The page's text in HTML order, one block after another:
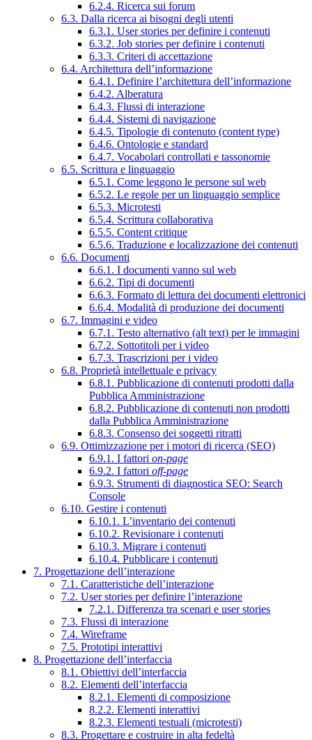
6.2.4. Ricerca sui forum
6.3. Dalla ricerca ai bisogni degli utenti
6.3.1. User stories per definire i contenuti
6.3.2. Job stories per definire i contenuti
6.3.3. Criteri di accettazione
6.4. Architettura dell’informazione
6.4.1. Definire l’architettura dell’informazione
6.4.2. Alberatura
6.4.3. Flussi di interazione
6.4.4. Sistemi di navigazione
6.4.5. Tipologie di contenuto (content type)
6.4.6. Ontologie e standard
6.4.7. Vocabolari controllati e tassonomie
6.5. Scrittura e linguaggio
6.5.1. Come leggono le persone sul web
6.5.2. Le regole per un linguaggio semplice
6.5.3. Microtesti
6.5.4. Scrittura collaborativa
6.5.5. Content critique
6.5.6. Traduzione e localizzazione dei contenuti
6.6. Documenti
6.6.1. I documenti vanno sul web
6.6.2. Tipi di documenti
6.6.3. Formato di lettura dei documenti elettronici
6.6.4. Modalità di produzione dei documenti
6.7. Immagini e video
6.7.1. Testo alternativo (alt text) per le immagini
6.7.2. Sottotitoli per i video
6.7.3. Trascrizioni per i video
6.8. Proprietà intellettuale e privacy
6.8.1. Pubblicazione di contenuti prodotti dalla
Pubblica Amministrazione
6.8.2. Pubblicazione di contenuti non prodotti
dalla Pubblica Amministrazione
6.8.3. Consenso dei soggetti ritratti
6.9. Ottimizzazione per i motori di ricerca (SEO)
6.9.1. I fattori on-page
6.9.2. I fattori off-page
6.9.3. Strumenti di diagnostica SEO: Search
Console
6.10. Gestire i contenuti
6.10.1. L’inventario dei contenuti
6.10.2. Revisionare i contenuti
6.10.3. Migrare i contenuti
6.10.4. Pubblicare i contenuti
7. Progettazione dell’interazione
7.1. Caratteristiche dell’interazione
7.2. User stories per definire l’interazione
7.2.1. Differenza tra scenari e user stories
7.3. Flussi di interazione
7.4. Wireframe
7.5. Prototipi interattivi
8. Progettazione dell’interfaccia
8.1. Obiettivi dell’interfaccia
8.2. Elementi dell’interfaccia
8.2.1. Elementi di composizione
8.2.2. Elementi interattivi
8.2.3. Elementi testuali (microtesti)
8.3. Progettare e costruire in alta fedeltà